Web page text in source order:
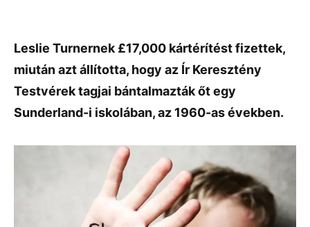
Leslie Turnernek £17,000 kártérítést fizettek,
miután azt állította, hogy az Ír Keresztény
Testvérek tagjai bántalmazták őt egy
Sunderland-i iskolában, az 1960-as években.